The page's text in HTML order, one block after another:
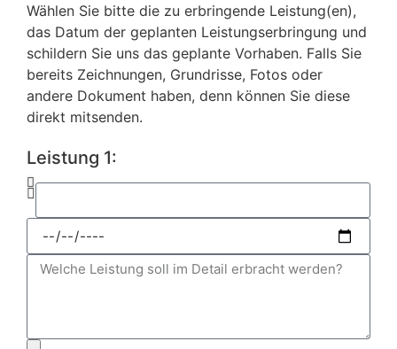
Wählen Sie bitte die zu erbringende Leistung(en),
das Datum der geplanten Leistungserbringung und
schildern Sie uns das geplante Vorhaben. Falls Sie
bereits Zeichnungen, Grundrisse, Fotos oder
andere Dokument haben, denn können Sie diese
direkt mitsenden.
Leistung 1: